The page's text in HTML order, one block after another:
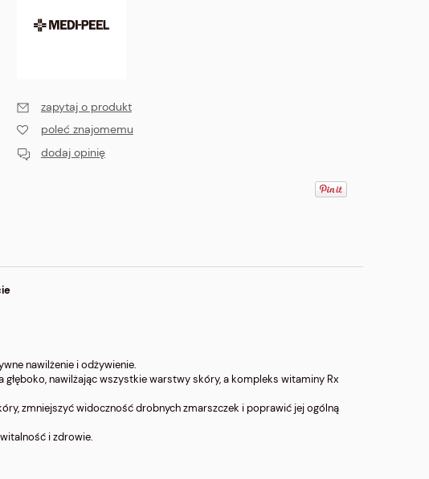
zapytaj o produkt
poleć znajomemu
dodaj opinię
nawilżenie i odżywienie.
nawilżając wszystkie warstwy skóry, a kompleks witaminy Rx
zmniejszyć widoczność drobnych zmarszczek i poprawić jej ogólną
i zdrowie.